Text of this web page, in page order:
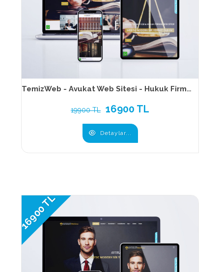
TemizWeb - Avukat Web Sitesi - Hukuk Firması Web Sitesi 174
19900 TL 16900 TL
Detaylar...
16900 TL